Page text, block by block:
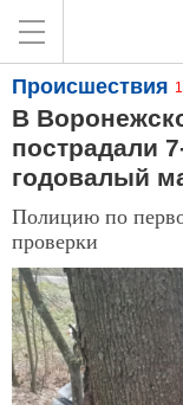
Происшествия
В
пострадали
годовалый
Полицию по
проверки